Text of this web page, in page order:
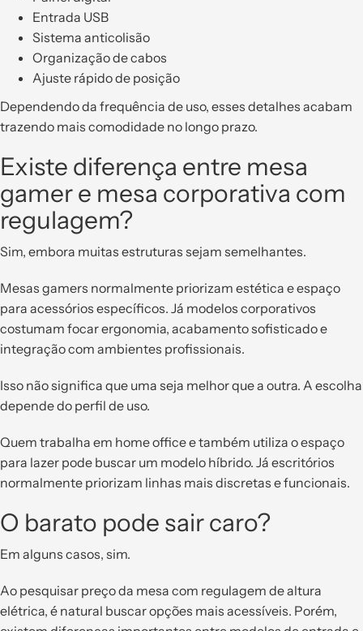
Entrada USB
Sistema anticolisão
Organização de cabos
Ajuste rápido de posição
Dependendo da frequência de uso, esses detalhes acabam
trazendo mais comodidade no longo prazo.
Existe diferença entre mesa
gamer e mesa corporativa com
regulagem?
Sim, embora muitas estruturas sejam semelhantes.
Mesas gamers normalmente priorizam estética e espaço
para acessórios específicos. Já modelos corporativos
costumam focar ergonomia, acabamento sofisticado e
integração com ambientes profissionais.
Isso não significa que uma seja melhor que a outra. A escolha
depende do perfil de uso.
Quem trabalha em home office e também utiliza o espaço
para lazer pode buscar um modelo híbrido. Já escritórios
normalmente priorizam linhas mais discretas e funcionais.
O barato pode sair caro?
Em alguns casos, sim.
Ao pesquisar preço da mesa com regulagem de altura
elétrica, é natural buscar opções mais acessíveis. Porém,